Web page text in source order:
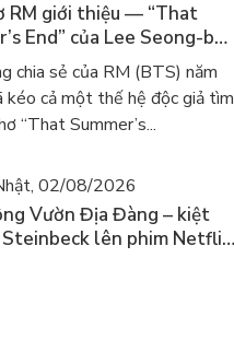
RM giới thiệu — “That
End” của Lee Seong-bok
tiếng Anh sau 4 năm
chia sẻ của RM (BTS) năm
kéo cả một thế hệ độc giả tìm
“That Summer’s...
02/08/2026
Vườn Địa Đàng – kiệt
Steinbeck lên phim Netflix